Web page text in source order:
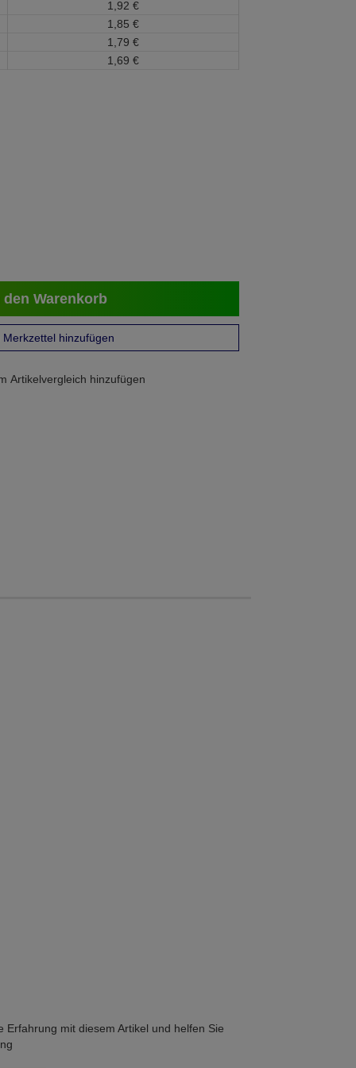
1, 92 €
1, 85 €
1, 79 €
1, 69 €
den Warenkorb
Merkzettel hinzufügen
Artikelvergleich hinzufügen
Erfahrung mit diesem Artikel und helfen Sie